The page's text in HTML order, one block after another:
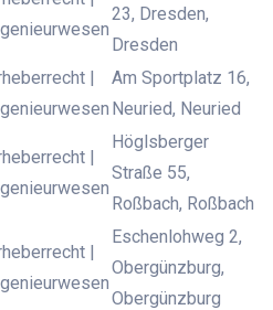
23, Dresden,
Dresden
|
Am Sportplatz 16,
Neuried, Neuried
|
Höglsberger
Straße 55,
Roßbach, Roßbach
|
Eschenlohweg 2,
Obergünzburg,
Obergünzburg